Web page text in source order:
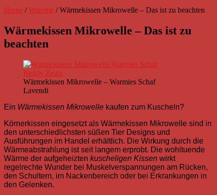
Home / Waerme / Wärmekissen Mikrowelle – Das ist zu beachten
Wärmekissen Mikrowelle – Das ist zu
beachten
Wärmekissen Mikrowelle – Warmies Schaf
Lavendi
Ein Wärmekissen Mikrowelle kaufen zum Kuscheln?
Körnerkissen eingesetzt als Wärmekissen Mikrowelle sind in
den unterschiedlichsten süßen Tier Designs und
Ausführungen im Handel erhältlich. Die Wirkung durch die
Wärmeabstrahlung ist seit langem erprobt. Die wohltuende
Wärme der aufgeheizten kuscheligen Kissen wirkt
regelrechte Wunder bei Muskelverspannungen am Rücken,
den Schultern, im Nackenbereich oder bei Erkrankungen in
den Gelenken.